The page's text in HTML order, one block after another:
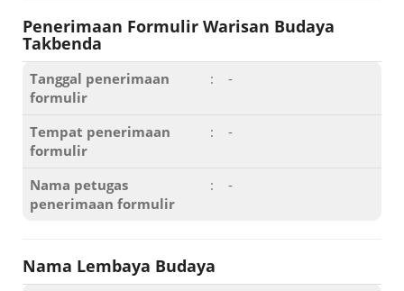
Penerimaan Formulir Warisan Budaya
Takbenda
Tanggal penerimaan
formulir
: -
Tempat penerimaan
formulir
: -
Nama petugas
penerimaan formulir
: -
Nama Lembaya Budaya